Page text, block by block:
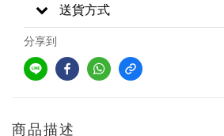
送貨方式
分享到
商品描述